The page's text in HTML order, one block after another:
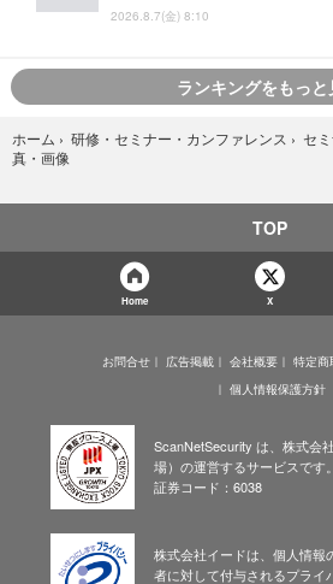
2026.8.7(金) 8:10
ランキングをもっと
ホーム › 研修・セミナー・カンファレンス › セ
真・画像
TOP
Home X
お問合せ 広告掲載 会社概要
特定商
個人情報保護方針
ScanNetSecurity は、株式会
場）の運営するサービスです。
証券コード：6038
株式会社イードは、個人情報
者に対して付与されるプライ